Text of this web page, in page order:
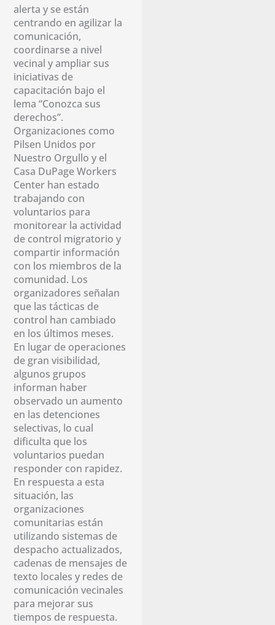
alerta y se están
centrando en agilizar la
comunicación,
coordinarse a nivel
vecinal y ampliar sus
iniciativas de
capacitación bajo el
lema “Conozca sus
derechos”.
Organizaciones como
Pilsen Unidos por
Nuestro Orgullo y el
Casa DuPage Workers
Center han estado
trabajando con
voluntarios para
monitorear la actividad
de control migratorio y
compartir información
con los miembros de la
comunidad. Los
organizadores señalan
que las tácticas de
control han cambiado
en los últimos meses.
En lugar de operaciones
de gran visibilidad,
algunos grupos
informan haber
observado un aumento
en las detenciones
selectivas, lo cual
dificulta que los
voluntarios puedan
responder con rapidez.
En respuesta a esta
situación, las
organizaciones
comunitarias están
utilizando sistemas de
despacho actualizados,
cadenas de mensajes de
texto locales y redes de
comunicación vecinales
para mejorar sus
tiempos de respuesta.